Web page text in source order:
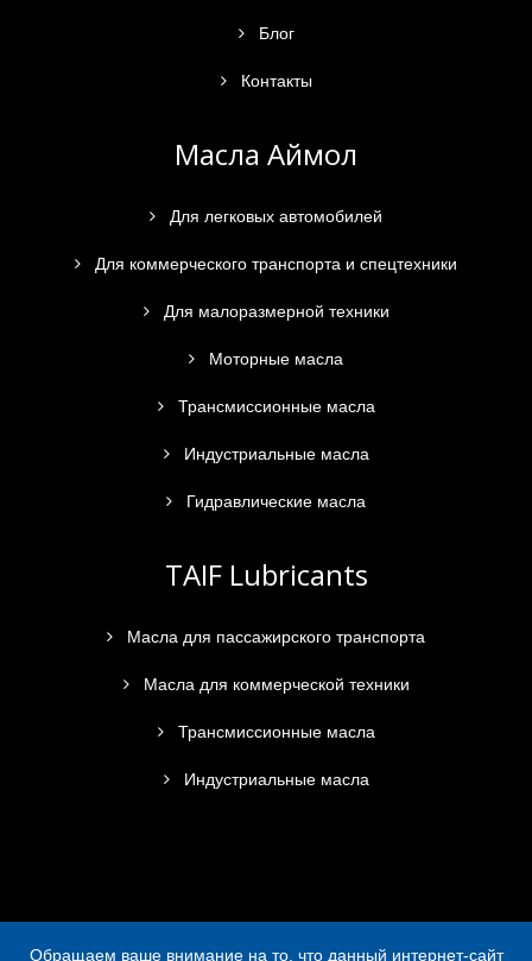
Блог
Контакты
Масла Аймол
Для легковых автомобилей
Для коммерческого транспорта и спецтехники
Для малоразмерной техники
Моторные масла
Трансмиссионные масла
Индустриальные масла
Гидравлические масла
TAIF Lubricants
Масла для пассажирского транспорта
Масла для коммерческой техники
Трансмиссионные масла
Индустриальные масла
Обращаем ваше внимание на то, что данный интернет-сайт